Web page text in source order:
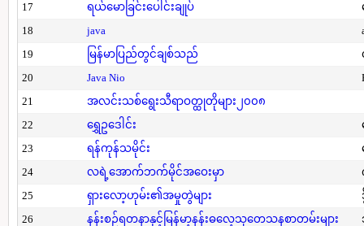
17
ရယ်မောခြင်းပေါင်းချုပ်
18
java
19
မြန်မာပြည်တွင်ချစ်သည်
20
Java Nio
21
အလင်းသစ်ရွေးသီရာဝတ္ထုတိုများ၂၀၀၈
22
ရွှေဥဒေါင်း
23
ရန်ကုန်သမိုင်း
24
လရဲ့အောက်ဘက်မိုင်အဝေးမှာ
25
ရှားလော့ဟုမ်း၏အမှုတွဲများ
26
နန်းစဉ်ရတနာနှင့်မြန်မာ့နန်းဓလေ့သုတေသနစာတမ်းများ